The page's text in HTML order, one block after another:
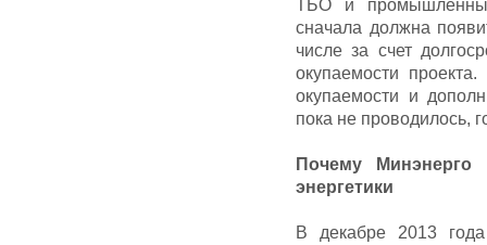
ТБО и
сначала должна
числе за счет
окупаемости
окупаемости и
пока не проводилось,
Почему Минэнерго
энергетики
В декабре 2013